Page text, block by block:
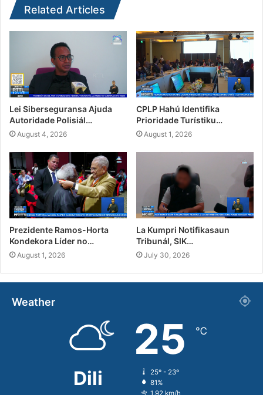
Related Articles
Lei Siberseguransa Ajuda
Autoridade Polisiál…
August 4, 2026
CPLP Hahú Identifika
Prioridade Turístiku…
August 1, 2026
Prezidente Ramos-Horta
Kondekora Líder no…
August 1, 2026
La Kumpri Notifikasaun
Tribunál, SIK…
July 30, 2026
Weather
Dili
25 ℃
25º - 23º
81%
1.92 km/h